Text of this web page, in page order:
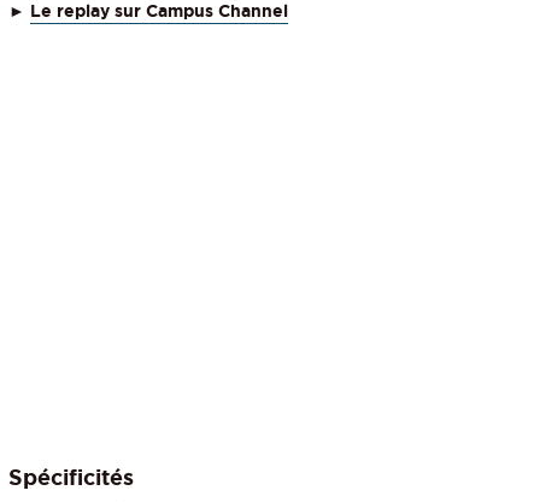
► Le replay sur Campus Channel
Spécificités